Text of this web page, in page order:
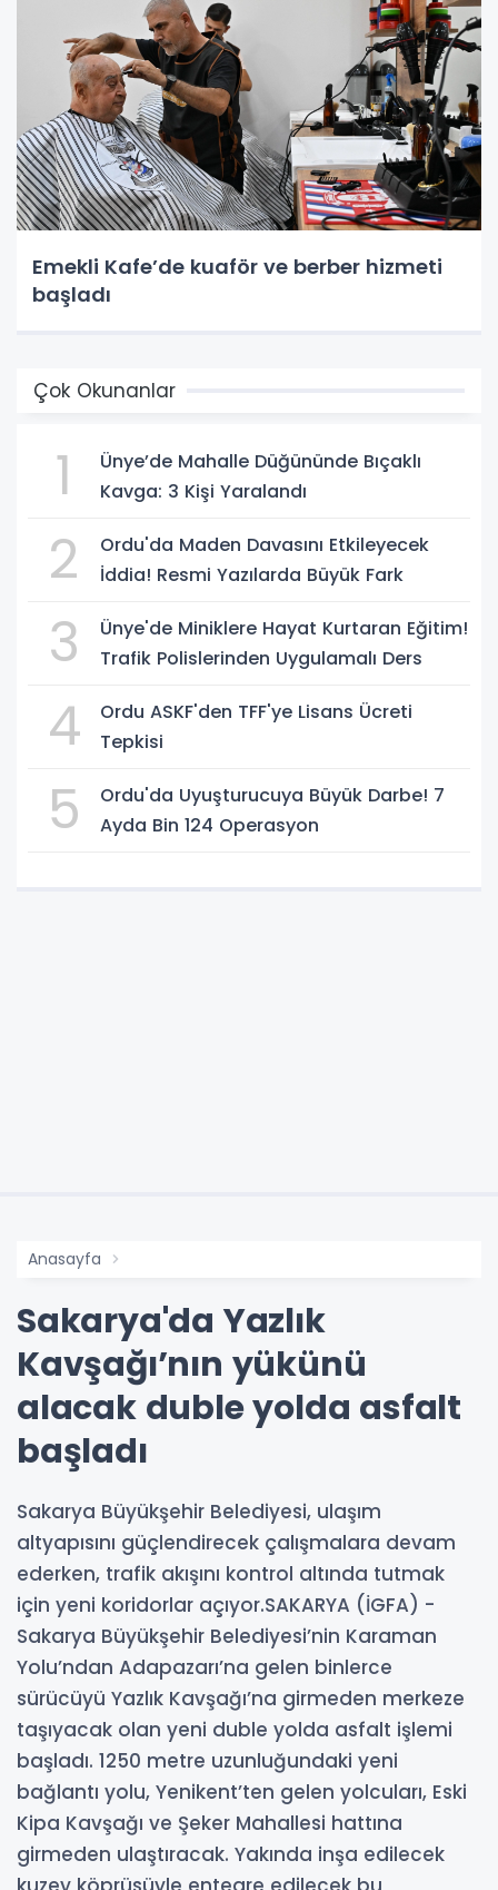
Emekli Kafe’de kuaför ve berber hizmeti
başladı
Çok Okunanlar
1
Ünye’de Mahalle Düğününde Bıçaklı
Kavga: 3 Kişi Yaralandı
2
Ordu'da Maden Davasını Etkileyecek
İddia! Resmi Yazılarda Büyük Fark
3
Ünye'de Miniklere Hayat Kurtaran Eğitim!
Trafik Polislerinden Uygulamalı Ders
4
Ordu ASKF'den TFF'ye Lisans Ücreti
Tepkisi
5
Ordu'da Uyuşturucuya Büyük Darbe! 7
Ayda Bin 124 Operasyon
Anasayfa
Sakarya'da Yazlık
Kavşağı’nın yükünü
alacak duble yolda asfalt
başladı
Sakarya Büyükşehir Belediyesi, ulaşım
altyapısını güçlendirecek çalışmalara devam
ederken, trafik akışını kontrol altında tutmak
için yeni koridorlar açıyor.SAKARYA (İGFA) -
Sakarya Büyükşehir Belediyesi’nin Karaman
Yolu’ndan Adapazarı’na gelen binlerce
sürücüyü Yazlık Kavşağı’na girmeden merkeze
taşıyacak olan yeni duble yolda asfalt işlemi
başladı. 1250 metre uzunluğundaki yeni
bağlantı yolu, Yenikent’ten gelen yolcuları, Eski
Kipa Kavşağı ve Şeker Mahallesi hattına
girmeden ulaştıracak. Yakında inşa edilecek